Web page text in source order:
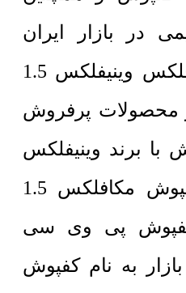
در بازار ایران
است. کفپوش مکافلکس وینیفلکس 1.5
یکی از محصولات پرفروش
با برند وینیفلکس
Vinyflex است. کفپوش مکافلکس 1.5
کفپوش پی وی سی
به نام کفپوش